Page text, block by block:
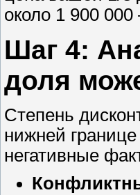
около 1 900
Шаг 4:
доля
Степень
нижней
негативные